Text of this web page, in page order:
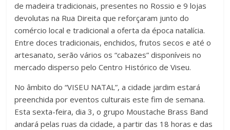
de madeira tradicionais, presentes no Rossio e 9 lojas
devolutas na Rua Direita que reforçaram junto do
comércio local e tradicional a oferta da época natalícia.
Entre doces tradicionais, enchidos, frutos secos e até o
artesanato, serão vários os “cabazes” disponíveis no
mercado disperso pelo Centro Histórico de Viseu.
No âmbito do “VISEU NATAL”, a cidade jardim estará
preenchida por eventos culturais este fim de semana.
Esta sexta-feira, dia 3, o grupo Moustache Brass Band
andará pelas ruas da cidade, a partir das 18 horas e das